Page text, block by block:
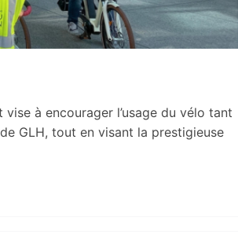
à encourager l’usage du vélo tant
GLH, tout en visant la prestigieuse